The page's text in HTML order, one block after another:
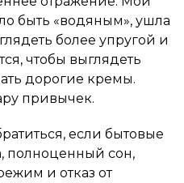
быть «водяным», ушла
более упругой и
чтобы выглядеть
дорогие кремы.
привычек.
если бытовые
полноценный сон,
и отказ от